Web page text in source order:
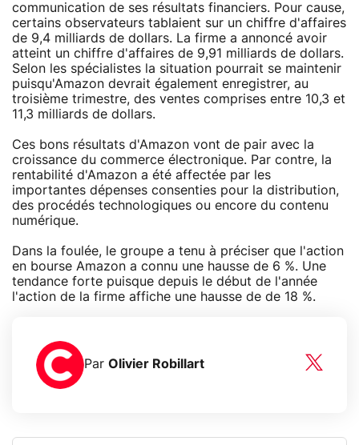
communication de ses résultats financiers. Pour cause,
certains observateurs tablaient sur un chiffre d'affaires
de 9,4 milliards de dollars. La firme a annoncé avoir
atteint un chiffre d'affaires de 9,91 milliards de dollars.
Selon les spécialistes la situation pourrait se maintenir
puisqu'Amazon devrait également enregistrer, au
troisième trimestre, des ventes comprises entre 10,3 et
11,3 milliards de dollars.
Ces bons résultats d'Amazon vont de pair avec la
croissance du commerce électronique. Par contre, la
rentabilité d'Amazon a été affectée par les
importantes dépenses consenties pour la distribution,
des procédés technologiques ou encore du contenu
numérique.
Dans la foulée, le groupe a tenu à préciser que l'action
en bourse Amazon a connu une hausse de 6 %. Une
tendance forte puisque depuis le début de l'année
l'action de la firme affiche une hausse de de 18 %.
Par Olivier Robillart